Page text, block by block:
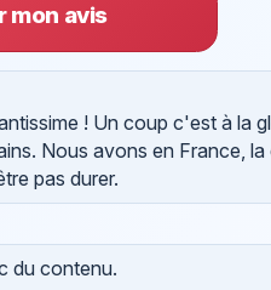
mon avis
! Un coup c'est à la
Nous avons en France,
pas durer.
du contenu.